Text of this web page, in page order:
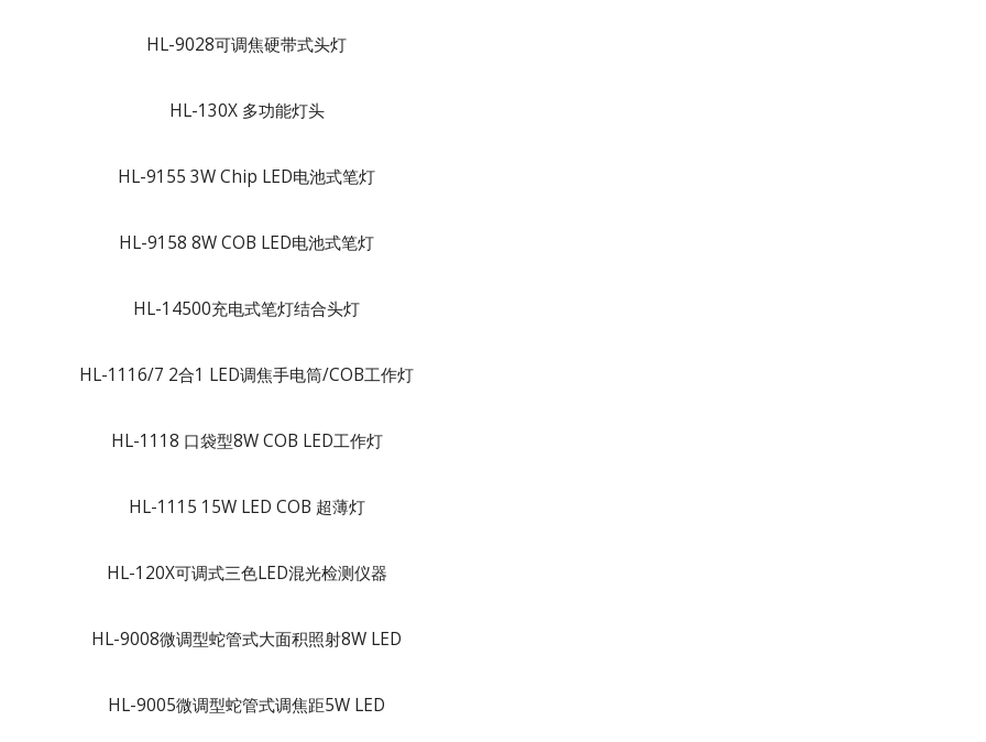
HL-9028可调焦硬带式头灯
HL-130X 多功能灯头
HL-9155 3W Chip LED电池式笔灯
HL-9158 8W COB LED电池式笔灯
HL-14500充电式笔灯结合头灯
HL-1116/7 2合1 LED调焦手电筒/COB工作灯
HL-1118 口袋型8W COB LED工作灯
HL-1115 15W LED COB 超薄灯
HL-120X可调式三色LED混光检测仪器
HL-9008微调型蛇管式大面积照射8W LED
HL-9005微调型蛇管式调焦距5W LED